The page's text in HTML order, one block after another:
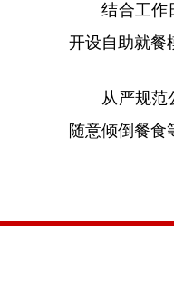
结合工作日
开设自助就餐
从严规范公
随意倾倒餐食